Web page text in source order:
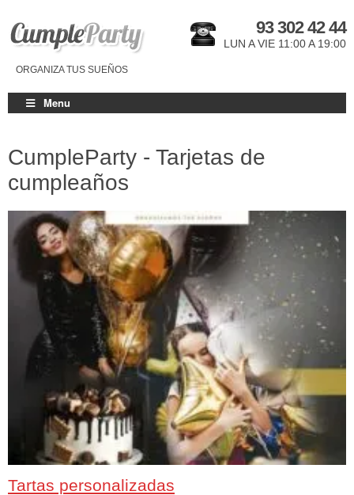
ORGANIZA TUS SUEÑOS
93 302 42 44
LUN A VIE 11:00 A 19:00
Menu
CumpleParty - Tarjetas de
cumpleaños
Tartas personalizadas